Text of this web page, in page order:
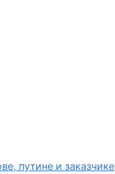
путине и заказчике